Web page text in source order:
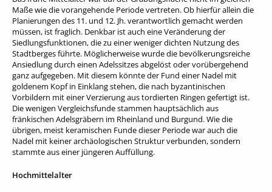
Maße wie die vorangehende Periode vertreten. Ob hierfür allein die
Planierungen des 11. und 12. Jh. verantwortlich gemacht werden
müssen, ist fraglich. Denkbar ist auch eine Veränderung der
Siedlungsfunktionen, die zu einer weniger dichten Nutzung des
Stadtberges führte. Möglicherweise wurde die bevölkerungsreiche
Ansiedlung durch einen Adelssitzes abgelöst oder vorübergehend
ganz aufgegeben. Mit diesem könnte der Fund einer Nadel mit
goldenem Kopf in Einklang stehen, die nach byzantinischen
Vorbildern mit einer Verzierung aus tordierten Ringen gefertigt ist.
Die wenigen Vergleichsfunde stammen hauptsächlich aus
fränkischen Adelsgräbern im Rheinland und Burgund. Wie die
übrigen, meist keramischen Funde dieser Periode war auch die
Nadel mit keiner archäologischen Struktur verbunden, sondern
stammte aus einer jüngeren Auffüllung.
Hochmittelalter